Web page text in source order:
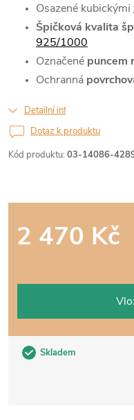
Kód produktu: 03-14086-
Osazené kubickými
Špičková kvalita
925/1000
Označené puncem
Ochranná
Detailní informace
Skladem
2 470 Kč
Dotaz k produktu